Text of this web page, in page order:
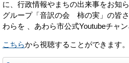
に、行政情報やまちの出来事をお知
グループ「音訳の会 柿の実」の皆
わらを 、あわら市公式Youtubeチャ
こちらから視聴することができます。